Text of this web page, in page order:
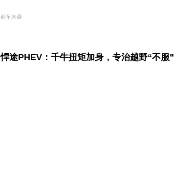
郝车来袭
悍途PHEV：千牛扭矩加身，专治越野“不服”